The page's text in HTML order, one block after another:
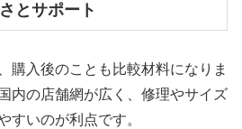
とサポート
購入後のことも比較材料になりま
内の店舗網が広く、修理やサイズ
すいのが利点です。